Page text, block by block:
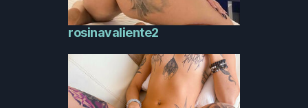
rosinavaliente2